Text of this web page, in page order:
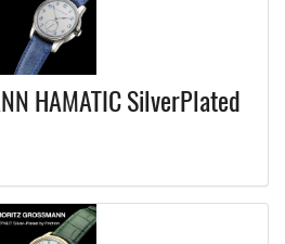
HAMATIC SilverPlated